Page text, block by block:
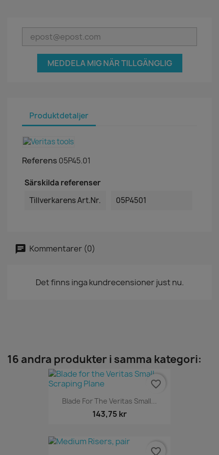
MEDDELA MIG NÄR TILLGÄNGLIG
Produktdetaljer
Referens 05P45.01
Särskilda referenser
Tillverkarens Art.nr.
05P4501
Kommentarer (0)
Det finns inga kundrecensioner just nu.
16 andra produkter i samma kategori:
Blade For The Veritas Small...
143,75 kr
favorite_border
favorite_border